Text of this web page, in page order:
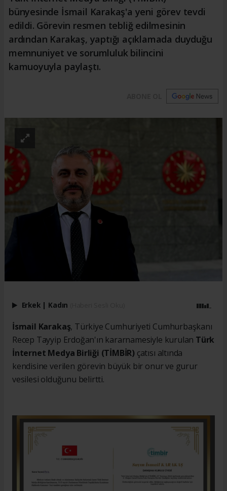
bünyesinde İsmail Karakaş'a yeni görev tevdi
edildi. Görevin resmen tebliğ edilmesinin
ardından Karakaş, yaptığı açıklamada duyduğu
memnuniyet ve sorumluluk bilincini
kamuoyuyla paylaştı.
Erkek | Kadın
İsmail Karakaş, Türkiye Cumhuriyeti Cumhurbaşkanı
Recep Tayyip Erdoğan'ın kararnamesiyle kurulan Türk
İnternet Medya Birliği (TİMBİR) çatısı altında
kendisine verilen görevin büyük bir onur ve gurur
vesilesi olduğunu belirtti.